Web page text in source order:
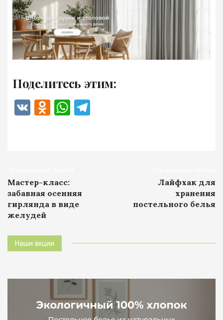
Поделитесь этим:
VK Odnoklassniki
WhatsApp
Навигация
записи
Мастер-класс:
забавная осенняя
гирлянда в виде
желудей
Лайфхак для
хранения
постельного белья
Наши акции